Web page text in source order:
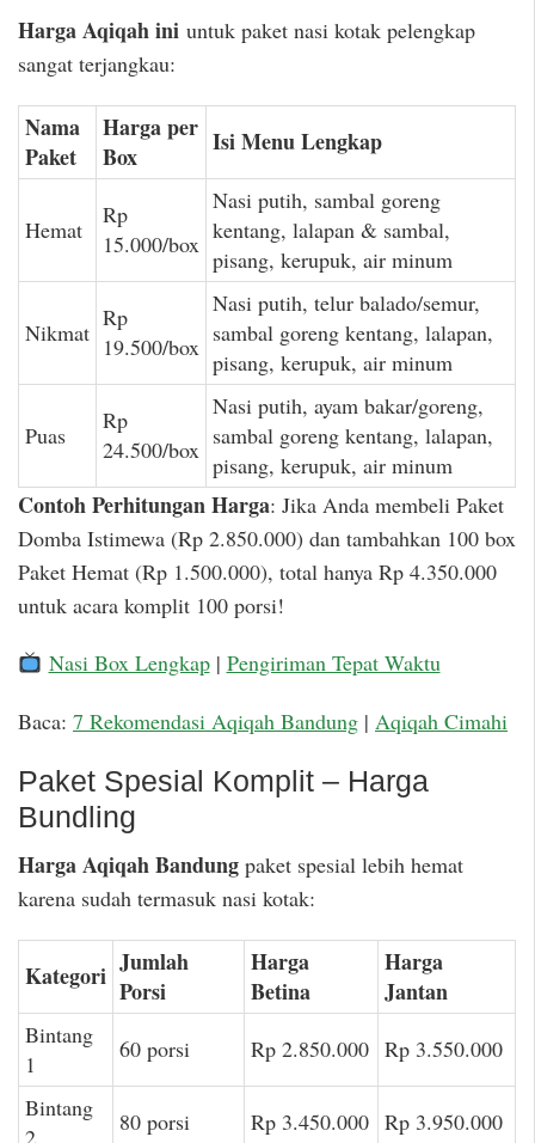
Harga Aqiqah ini untuk paket nasi kotak pelengkap
sangat terjangkau:
Nama
Paket
Harga per
Box
Isi Menu Lengkap
Hemat
Rp
15.000/box
Nasi putih, sambal goreng
kentang, lalapan & sambal,
pisang, kerupuk, air minum
Nikmat
Rp
19.500/box
Nasi putih, telur balado/semur,
sambal goreng kentang, lalapan,
pisang, kerupuk, air minum
Puas
Rp
24.500/box
Nasi putih, ayam bakar/goreng,
sambal goreng kentang, lalapan,
pisang, kerupuk, air minum
Contoh Perhitungan Harga: Jika Anda membeli Paket
Domba Istimewa (Rp 2.850.000) dan tambahkan 100 box
Paket Hemat (Rp 1.500.000), total hanya Rp 4.350.000
untuk acara komplit 100 porsi!
Nasi Box Lengkap| Pengiriman Tepat Waktu
Baca: 7 Rekomendasi Aqiqah Bandung | Aqiqah Cimahi
Paket Spesial Komplit – Harga
Bundling
Harga Aqiqah Bandung paket spesial lebih hemat
karena sudah termasuk nasi kotak:
Kategori Jumlah
Porsi
Harga
Betina
Harga
Jantan
Bintang
1
60 porsi Rp 2.850.000 Rp 3.550.000
Bintang
2
80 porsi Rp 3.450.000 Rp 3.950.000